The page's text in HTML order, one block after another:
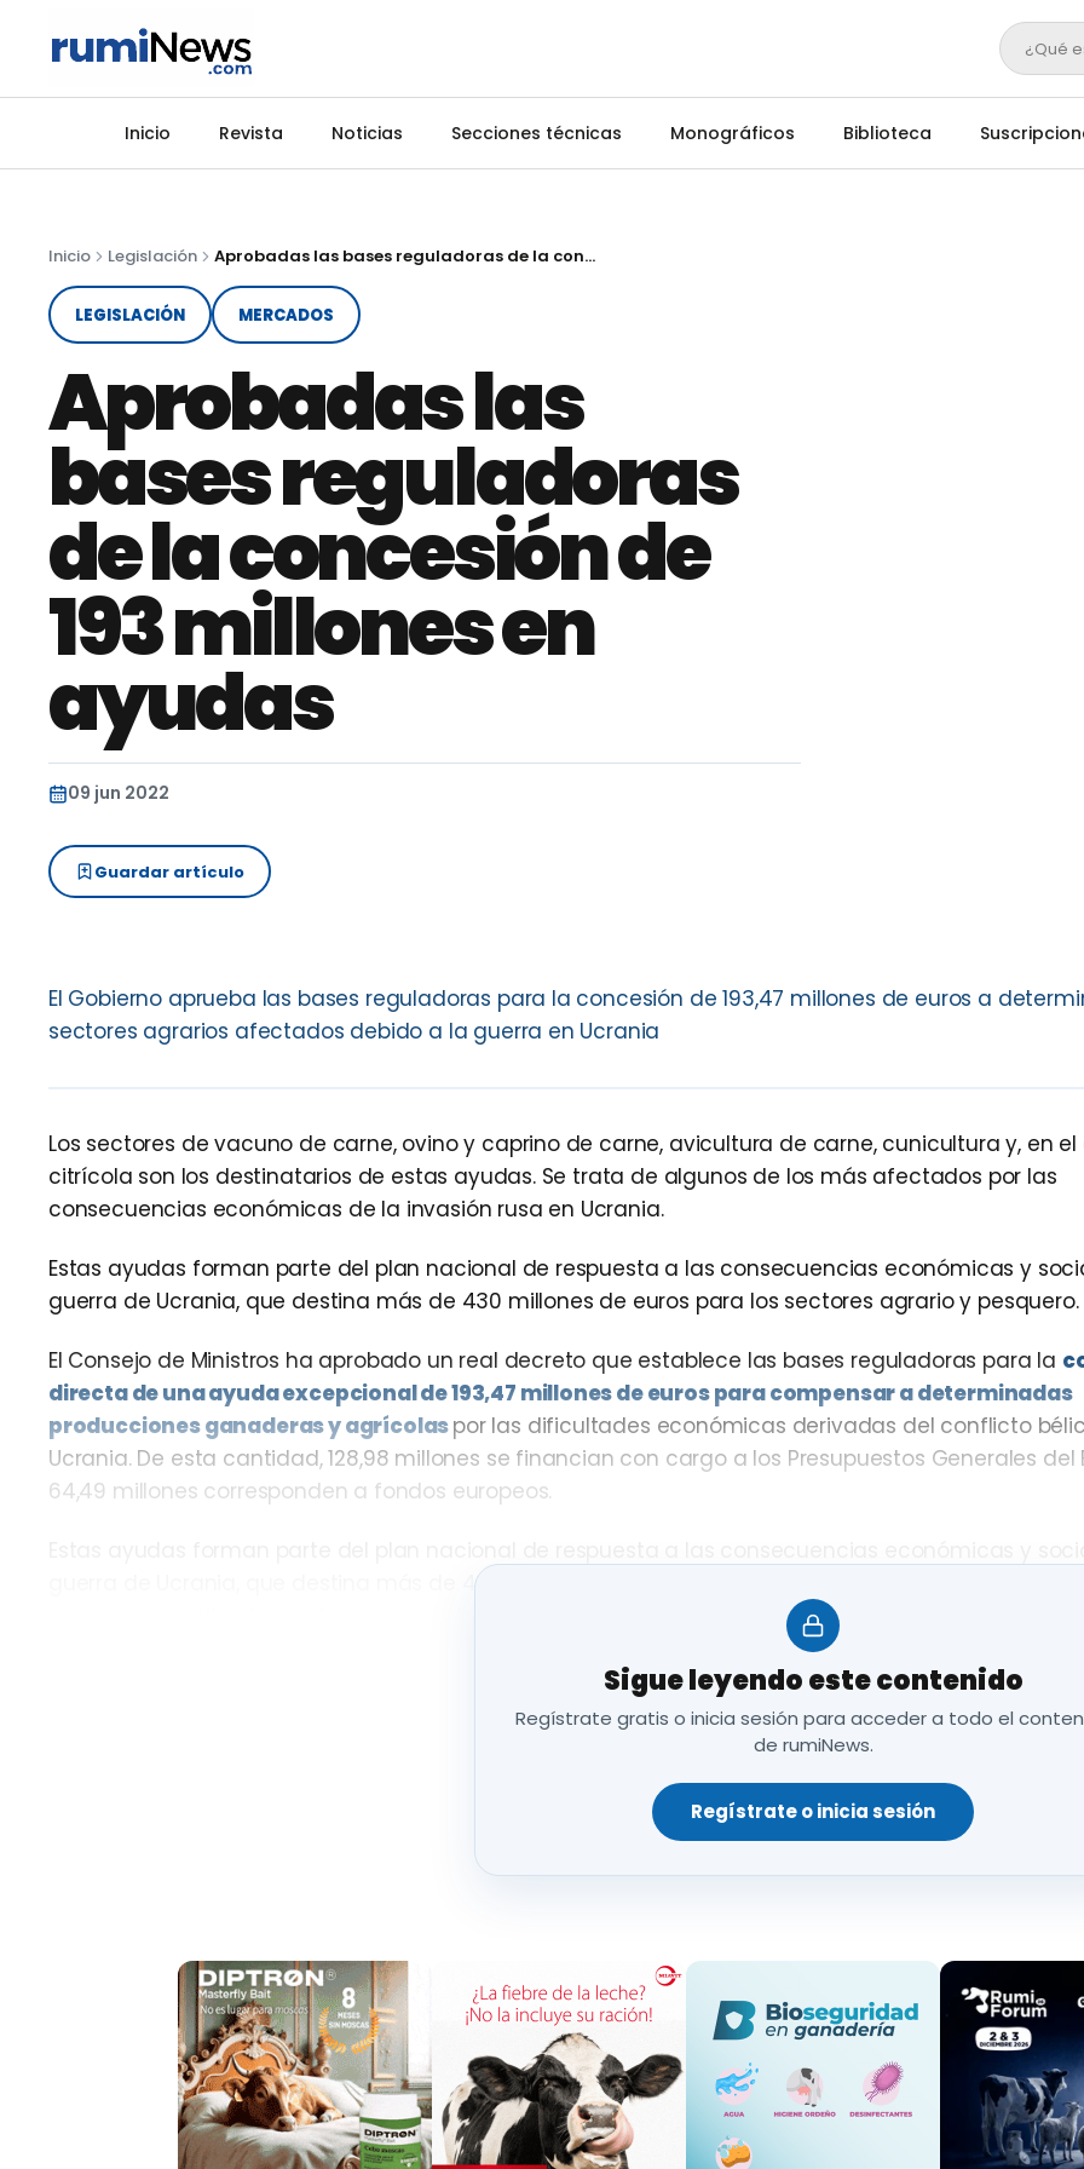
¿Qué
Inicio Revista Noticias Secciones técnicas Monográficos Biblioteca
Inicio Legislación Aprobadas las bases reguladoras de la concesión de 193 millones en ayudas
LEGISLACIÓN MERCADOS
Aprobadas las
bases reguladoras
de la concesión de
193 millones en
ayudas
09 jun 2022
Guardar artículo
El Gobierno aprueba las bases reguladoras para la concesión de 193,47 millones de euros a
sectores agrarios afectados debido a la guerra en Ucrania
Los sectores de vacuno de carne, ovino y caprino de carne, avicultura de carne, cunicultura y, en el
citrícola son los destinatarios de estas ayudas. Se trata de algunos de los más afectados por las
consecuencias económicas de la invasión rusa en Ucrania.
Estas ayudas forman parte del plan nacional de respuesta a las consecuencias económicas y
guerra de Ucrania, que destina más de 430 millones de euros para los sectores agrario y pesquero.
El Consejo de Ministros ha aprobado un real decreto que establece las bases reguladoras para la
directa de una ayuda excepcional de 193,47 millones de euros para compensar a determinadas
producciones ganaderas y agrícolaspor las dificultades económicas derivadas del conflicto
Ucrania. De esta cantidad, 128,98 millones se financian con cargo a los Presupuestos Generales del
64,49 millones corresponden a fondos europeos.
guerra de Ucrania, que destina más de 430 millones de euros para los sectores agrario y pesquero.
el pasado día 30 de mayo ya comenzó
las ayudas específicas para los productores de leche de vaca, oveja y cabra afectados por esta
las nuevas comunicaciones a realizar
. El objetivo de esta obligación es conseguir un mejor conocimiento de la situación del
mejorar su transparencia, algo que es especialmente relevante en situaciones como la actual, en la
están produciendo algunas distorsiones en los canales comerciales de materias primas agrarias
De los 193,47 millones de euros van dirigidos:
-Vacuno de carne: financiación máxima 110 millones de euros, de los que 97,7 millones
subsector de la vaca nodriza y 12,3 millones al engorde de terneros.
-Ovino y caprino de carne: financiación máxima de 31,7 millones de euros.
Sigue leyendo este contenido
Regístrate gratis o inicia sesión para acceder a todo el
de rumiNews.
Regístrate o inicia sesión